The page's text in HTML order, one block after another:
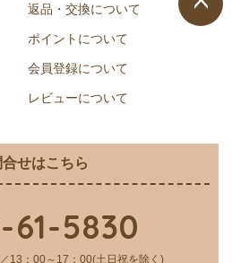
返品・交換について
ポイントについて
会員登録について
レビューについて
合せはこちら
61-5830
13：00～17：00(土日祝を除く)